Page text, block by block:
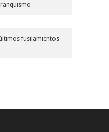
fusilamientos